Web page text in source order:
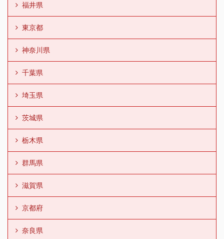
福井県
東京都
神奈川県
千葉県
埼玉県
茨城県
栃木県
群馬県
滋賀県
京都府
奈良県